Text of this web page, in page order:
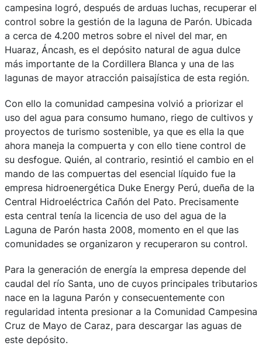
campesina logró, después de arduas luchas, recuperar el
control sobre la gestión de la laguna de Parón. Ubicada
a cerca de 4.200 metros sobre el nivel del mar, en
Huaraz, Áncash, es el depósito natural de agua dulce
más importante de la Cordillera Blanca y una de las
lagunas de mayor atracción paisajística de esta región.
Con ello la comunidad campesina volvió a priorizar el
uso del agua para consumo humano, riego de cultivos y
proyectos de turismo sostenible, ya que es ella la que
ahora maneja la compuerta y con ello tiene control de
su desfogue. Quién, al contrario, resintió el cambio en el
mando de las compuertas del esencial líquido fue la
empresa hidroenergética Duke Energy Perú, dueña de la
Central Hidroeléctrica Cañón del Pato. Precisamente
esta central tenía la licencia de uso del agua de la
Laguna de Parón hasta 2008, momento en el que las
comunidades se organizaron y recuperaron su control.
Para la generación de energía la empresa depende del
caudal del río Santa, uno de cuyos principales tributarios
nace en la laguna Parón y consecuentemente con
regularidad intenta presionar a la Comunidad Campesina
Cruz de Mayo de Caraz, para descargar las aguas de
este depósito.